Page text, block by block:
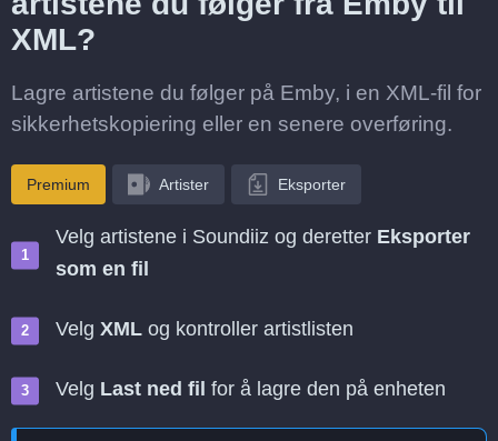
XML?
Lagre artistene du følger på Emby, i en XML-fil for
sikkerhetskopiering eller en senere overføring.
Premium Artister Eksporter
Velg artistene i Soundiiz og deretter Eksporter
som en fil
Velg XML og kontroller artistlisten
Velg Last ned fil for å lagre den på enheten